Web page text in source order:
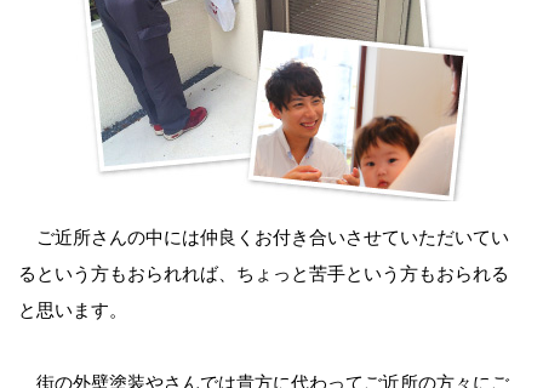
ご近所さんの中には仲良くお付き合いさせていただいてい
るという方もおられれば、ちょっと苦手という方もおられる
と思います。
街の外壁塗装やさんでは貴方に代わってご近所の方々にご